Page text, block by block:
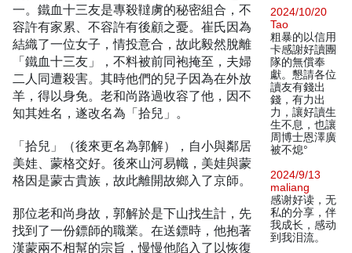
一。鐵血十三友是專殺韃虜的秘密組合，不
容許有家累、不容許有後顧之憂。崔氏因為
結織了一位女子，情投意合，故此毅然脫離
「鐵血十三友」，不料被前同袍掩至，夫婦
二人同遭殺害。其時他們的兒子因為在外放
羊，得以身免。老和尚路過收容了他，因不
知其姓名，遂改名為「拾兒」。
「拾兒」（後來更名為郭解），自小與鄰居
美娃、蒙格交好。後來山河易幟，美娃與蒙
格因是蒙古貴族，故此離開故鄉入了京師。
那位老和尚身故，郭解於是下山找生計，先
找到了一份鏢師的職業。在送鏢時，他抱著
漢蒙兩不相幫的宗旨，慢慢他陷入了以恢復
2024/10/20
Tao
粗暴的以信用
卡感謝好讀團
隊的無償奉
獻。懇請各位
讀友有錢出
錢，有力出
力，讓好讀生
生不息，也讓
周博士恩澤廣
被不熄°
2024/9/13
maliang
感谢好读，无
私的分享，伴
我成长，感动
到我泪流。